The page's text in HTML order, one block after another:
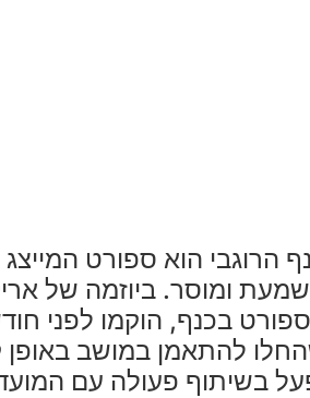
הרוגבי הוא ספורט
ומוסר. ביוזמה של
בכנף, הוקמו לפני
להתאמן במושב באופן
בשיתוף פעולה עם